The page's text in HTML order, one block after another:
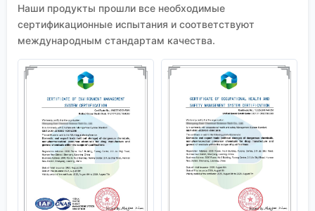
Наши продукты прошли все необходимые
сертификационные испытания и соответствуют
международным стандартам качества.